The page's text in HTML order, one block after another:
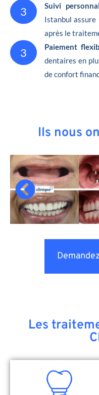
3 Suivi
Istanbul assure
après le
3 Paiement
dentaires en
de confort
Ils nous
Les